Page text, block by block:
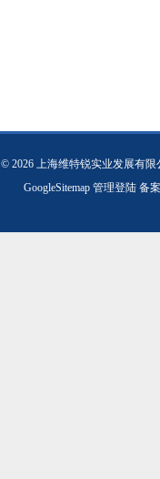
© 2026 上海维特锐实业发展有
GoogleSitemap 管理登陆 备